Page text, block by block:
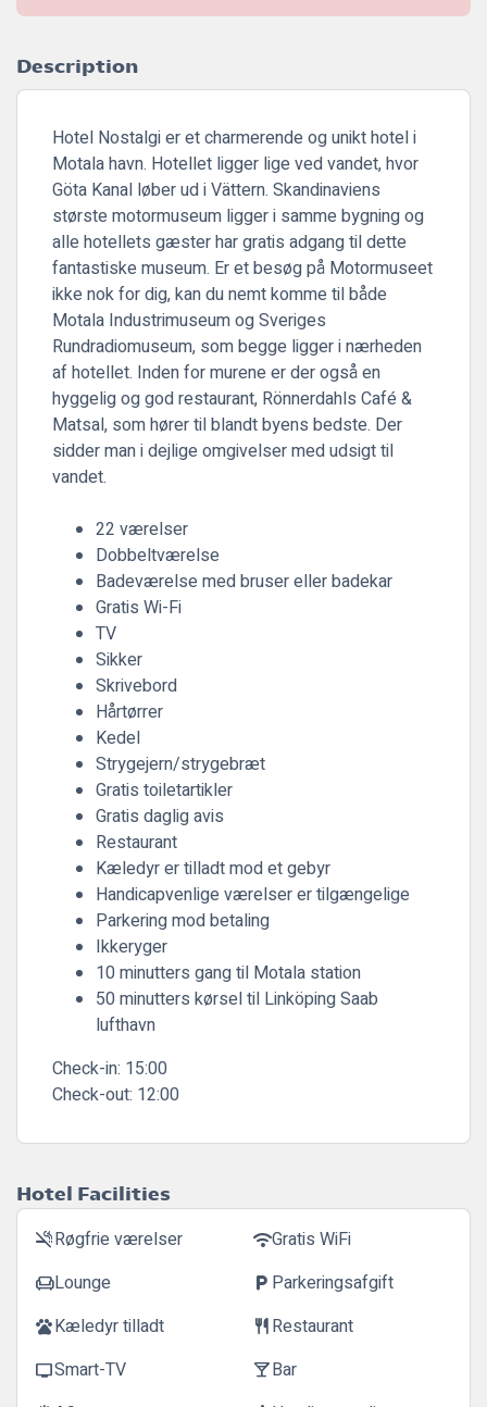
Description
Hotel Nostalgi er et charmerende og unikt hotel i
Motala havn. Hotellet ligger lige ved vandet, hvor
Göta Kanal løber ud i Vättern. Skandinaviens
største motormuseum ligger i samme bygning og
alle hotellets gæster har gratis adgang til dette
fantastiske museum. Er et besøg på Motormuseet
ikke nok for dig, kan du nemt komme til både
Motala Industrimuseum og Sveriges
Rundradiomuseum, som begge ligger i nærheden
af ​​hotellet. Inden for murene er der også en
hyggelig og god restaurant, Rönnerdahls Café &
Matsal, som hører til blandt byens bedste. Der
sidder man i dejlige omgivelser med udsigt til
vandet.
22 værelser
Dobbeltværelse
Badeværelse med bruser eller badekar
Gratis Wi-Fi
TV
Sikker
Skrivebord
Hårtørrer
Kedel
Strygejern/strygebræt
Gratis toiletartikler
Gratis daglig avis
Restaurant
Kæledyr er tilladt mod et gebyr
Handicapvenlige værelser er tilgængelige
Parkering mod betaling
Ikkeryger
10 minutters gang til Motala station
50 minutters kørsel til Linköping Saab
lufthavn
Check-in: 15:00
Check-out: 12:00
Hotel Facilities
smoke_freeRøgfrie værelser wifiGratis WiFi
chairLounge local_parking Parkeringsafgift
petsKæledyr tilladt restaurantRestaurant
tvSmart-TV local_barBar